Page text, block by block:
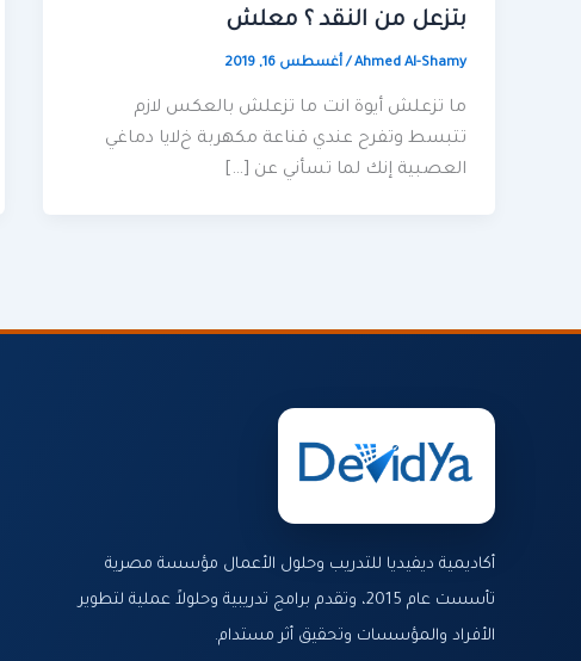
بتزعل من النقد ؟ معلش
Ahmed Al-Shamy
/أغسطس 16, 2019
ما تزعلش أيوة انت ما تزعلش بالعكس ﻻزم
تتبسط وتفرح عندي قناعة مكهربة خﻻيا دماغي
العصبية إنك لما تسأني عن […]
أكاديمية ديفيديا للتدريب وحلول الأعمال مؤسسة مصرية
تأسست عام 2015، وتقدم برامج تدريبية وحلولاً عملية لتطوير
الأفراد والمؤسسات وتحقيق أثر مستدام.